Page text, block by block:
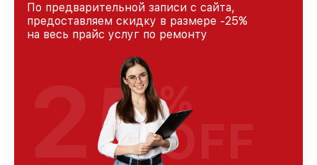
По предварительной записи с сайта,
предоставляем скидку в размере -25%
на весь прайс услуг по ремонту
25%
OFF